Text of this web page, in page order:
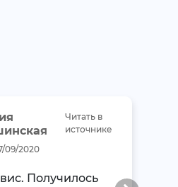
09/2020
Читать в
источнике
Получилось